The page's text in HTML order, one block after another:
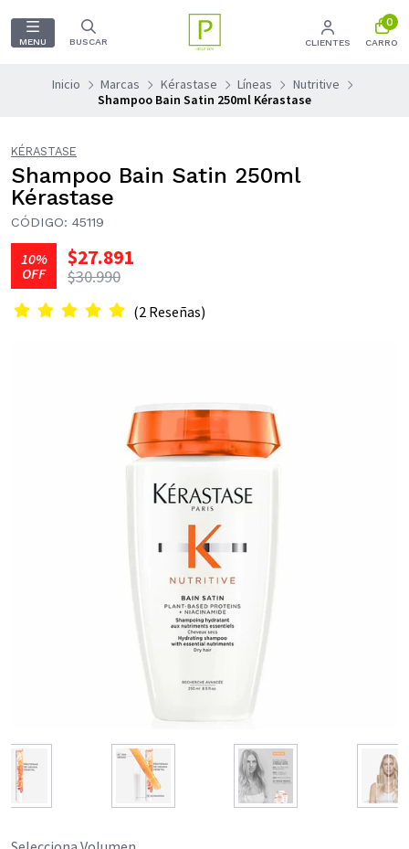
MENU BUSCAR CLIENTES
0
CARRO
Inicio Marcas Kérastase Líneas
Nutritive
Shampoo Bain Satin 250ml Kérastase
KÉRASTASE
Shampoo Bain Satin 250ml
Kérastase
CÓDIGO: 45119
10%
OFF
$27.891
$30.990
(2 Reseñas)